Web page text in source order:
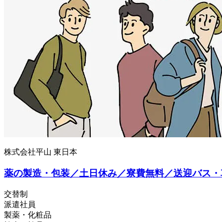
株式会社平山 東日本
薬の製造・包装／土日休み／寮費無料／送迎バス
交替制
派遣社員
製薬・化粧品